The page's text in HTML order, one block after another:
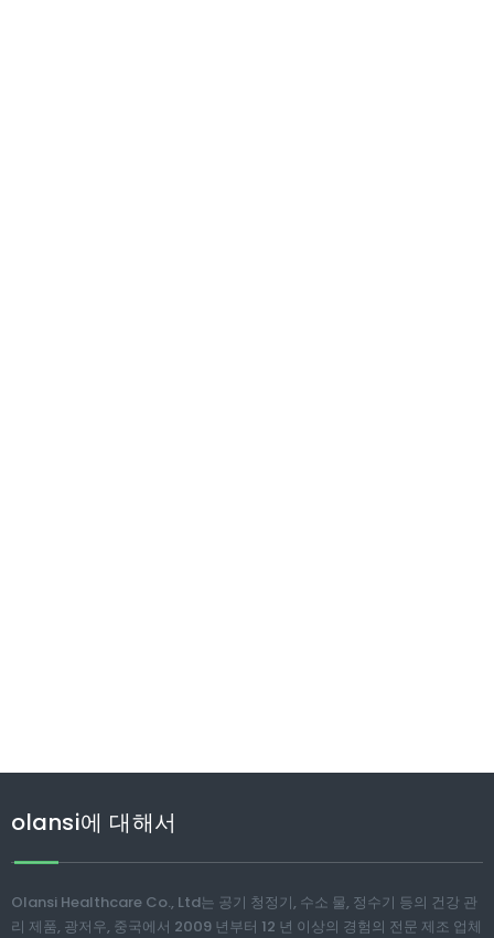
olansi에 대해서
Olansi Healthcare Co., Ltd는 공기 청정기, 수소 물, 정수기 등의 건강 관
리 제품, 광저우, 중국에서 2009 년부터 12 년 이상의 경험의 전문 제조 업체